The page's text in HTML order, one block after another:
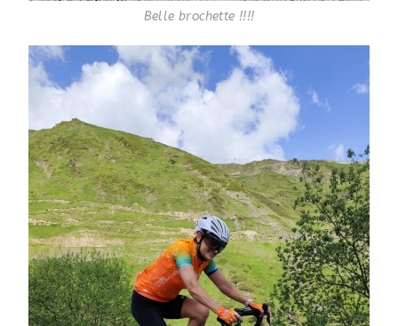
Belle brochette !!!!